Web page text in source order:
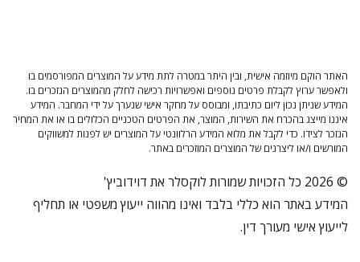
האתר הוקם מיוזמה אישית, ובין היתר במטרה לתת מידע על המוצרים המפורסמים בו
ולאפשר ערוץ לקבלת פרטים נוספים ואפשרויות רכישה לחלק מהמוצרים הנזכרים בו.
המידע שניתן נכון ליום כתיבתו, ומבוסס על מחקר אישי שנערך על ידי המחבר. המידע
איננו מייצג בהכרח את השירות, המוצר, את הפרטים הטכניים הכלולים בו או את המחיר
הנזכר לצידו. כדי לקבל את מלוא המידע הרלוונטי על המוצרים יש לפנות למשווקים
המורשים ו/או ליצרנים של המוצרים המוזכרים באתר.
© 2026 כל הזכויות שמורות לוקסלר את דוידוביץ'
המידע באתר הוא כללי בלבד ואינו מהווה ייעוץ משפטי או תחליף
לייעוץ אישי מעורך דין.